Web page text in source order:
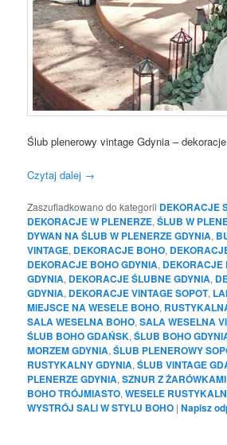
Ślub plenerowy vintage Gdynia –
Czytaj dalej →
Zaszufladkowano do kategorii DEKORACJE
DEKORACJE W PLENERZE,ŚLUB W
DYWAN NA ŚLUB W PLENERZE GDYNIA,
VINTAGE, DEKORACJE BOHO,
DEKORACJE BOHO GDYNIA, DEKORACJE
GDYNIA, DEKORACJE ŚLUBNE GDYNIA,
GDYNIA, DEKORACJE VINTAGE SOPOT,
MIEJSCE NA WESELE BOHO,
SALA WESELNA BOHO,SALA WESELNA
ŚLUB BOHO GDAŃSK,ŚLUB BOHO
MORZEM GDYNIA,ŚLUB PLENEROWY
RUSTYKALNY GDYNIA,ŚLUB VINTAGE
PLENERZE GDYNIA,SZNUR Z
BOHO TRÓJMIASTO,WESELE
WYSTRÓJ SALI W STYLU BOHO |Napisz